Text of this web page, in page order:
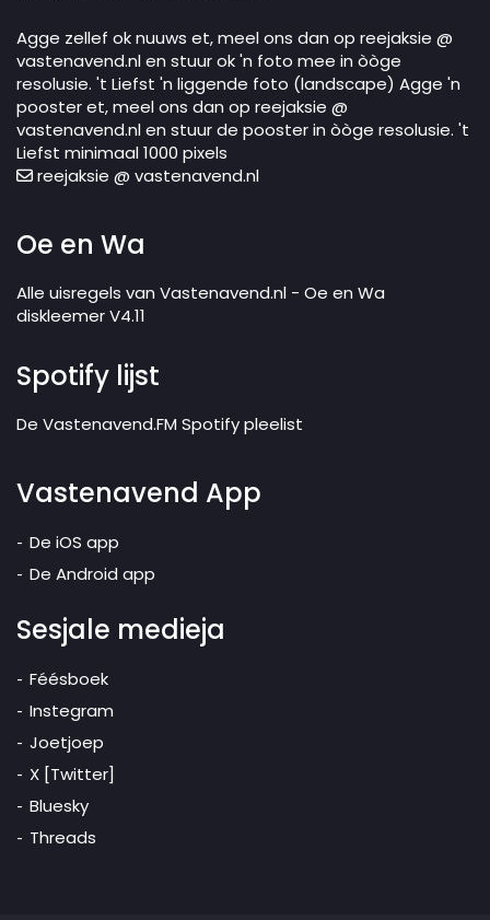
Agge zellef ok nuuws et, meel ons dan op reejaksie @
vastenavend.nl en stuur ok 'n foto mee in òòge
resolusie. 't Liefst 'n liggende foto (landscape) Agge 'n
pooster et, meel ons dan op reejaksie @
vastenavend.nl en stuur de pooster in òòge resolusie. 't
Liefst minimaal 1000 pixels
reejaksie @ vastenavend.nl
Oe en Wa
Alle uisregels van Vastenavend.nl - Oe en Wa
diskleemer V4.11
Spotify lijst
De Vastenavend.FM Spotify pleelist
Vastenavend App
De iOS app
De Android app
Sesjale medieja
Féésboek
Instegram
Joetjoep
X [Twitter]
Bluesky
Threads